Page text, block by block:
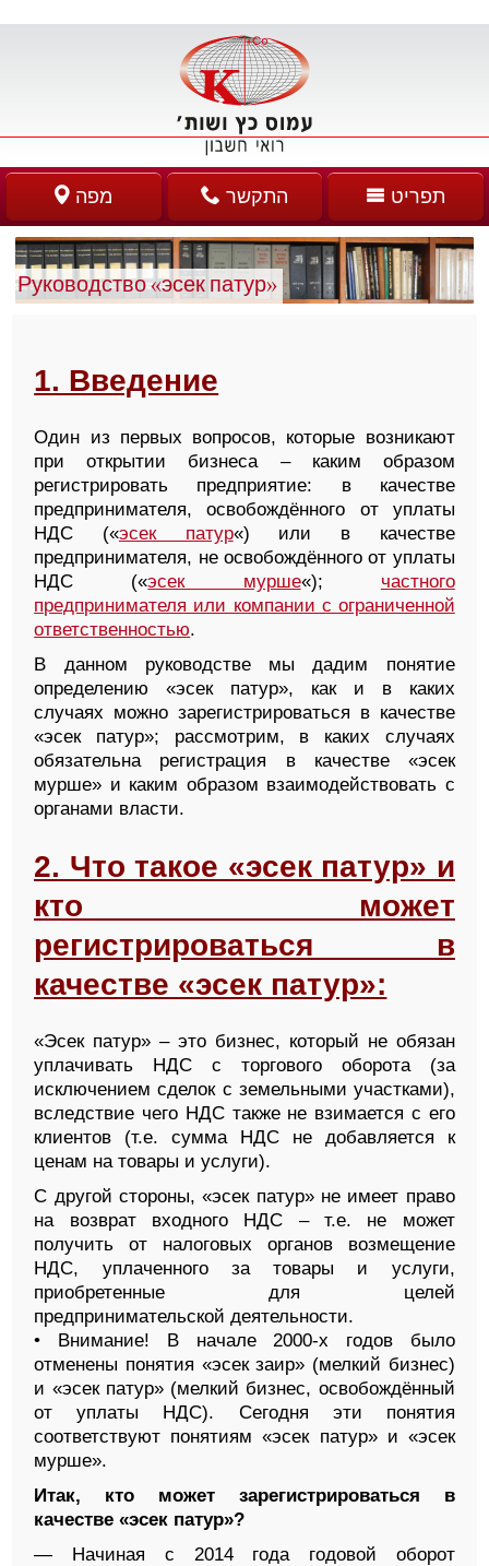
תפריט התקשר מפה
Руководство «эсек патур»
1. Введение
Один из первых вопросов, которые возникают
при открытии бизнеса – каким образом
регистрировать предприятие: в качестве
предпринимателя, освобождённого от уплаты
НДС («эсек патур«) или в качестве
предпринимателя, не освобождённого от уплаты
НДС («эсек мурше«); частного
предпринимателя или компании с ограниченной
ответственностью.
В данном руководстве мы дадим понятие
определению «эсек патур», как и в каких
случаях можно зарегистрироваться в качестве
«эсек патур»; рассмотрим, в каких случаях
обязательна регистрация в качестве «эсек
мурше» и каким образом взаимодействовать с
органами власти.
2. Что такое «эсек патур» и
кто может
регистрироваться в
качестве «эсек патур»:
«Эсек патур» – это бизнес, который не обязан
уплачивать НДС с торгового оборота (за
исключением сделок с земельными участками),
вследствие чего НДС также не взимается с его
клиентов (т.е. сумма НДС не добавляется к
ценам на товары и услуги).
С другой стороны, «эсек патур» не имеет право
на возврат входного НДС – т.е. не может
получить от налоговых органов возмещение
НДС, уплаченного за товары и услуги,
приобретенные для целей
предпринимательской деятельности.
• Внимание! В начале 2000-х годов было
отменены понятия «эсек заир» (мелкий бизнес)
и «эсек патур» (мелкий бизнес, освобождённый
от уплаты НДС). Сегодня эти понятия
соответствуют понятиям «эсек патур» и «эсек
мурше».
Итак, кто может зарегистрироваться в
качестве «эсек патур»?
— Начиная с 2014 года годовой оборот